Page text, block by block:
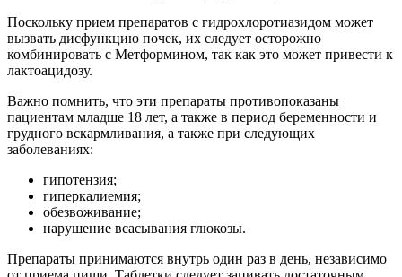
Поскольку прием препаратов с гидрохлоротиазидом может
вызвать дисфункцию почек, их следует осторожно
комбинировать с Метформином, так как это может привести к
лактоацидозу.
Важно помнить, что эти препараты противопоказаны
пациентам младше 18 лет, а также в период беременности и
грудного вскармливания, а также при следующих
заболеваниях:
гипотензия;
гиперкалиемия;
обезвоживание;
нарушение всасывания глюкозы.
Препараты принимаются внутрь один раз в день, независимо